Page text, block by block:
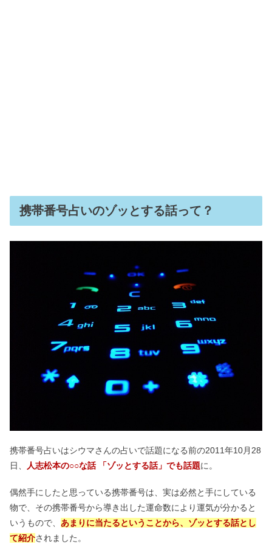
携帯番号占いのゾッとする話って？
携帯番号占いはシウマさんの占いで話題になる前の2011年10月28
日、
人志松本の○○な話 「ゾッとする話」でも話題に。
偶然手にしたと思っている携帯番号は、実は必然と手にしている
物で、その携帯番号から導き出した運命数により運気が分かると
いうもので、 あまりに当たるということから、ゾッとする話とし
て紹介されました。